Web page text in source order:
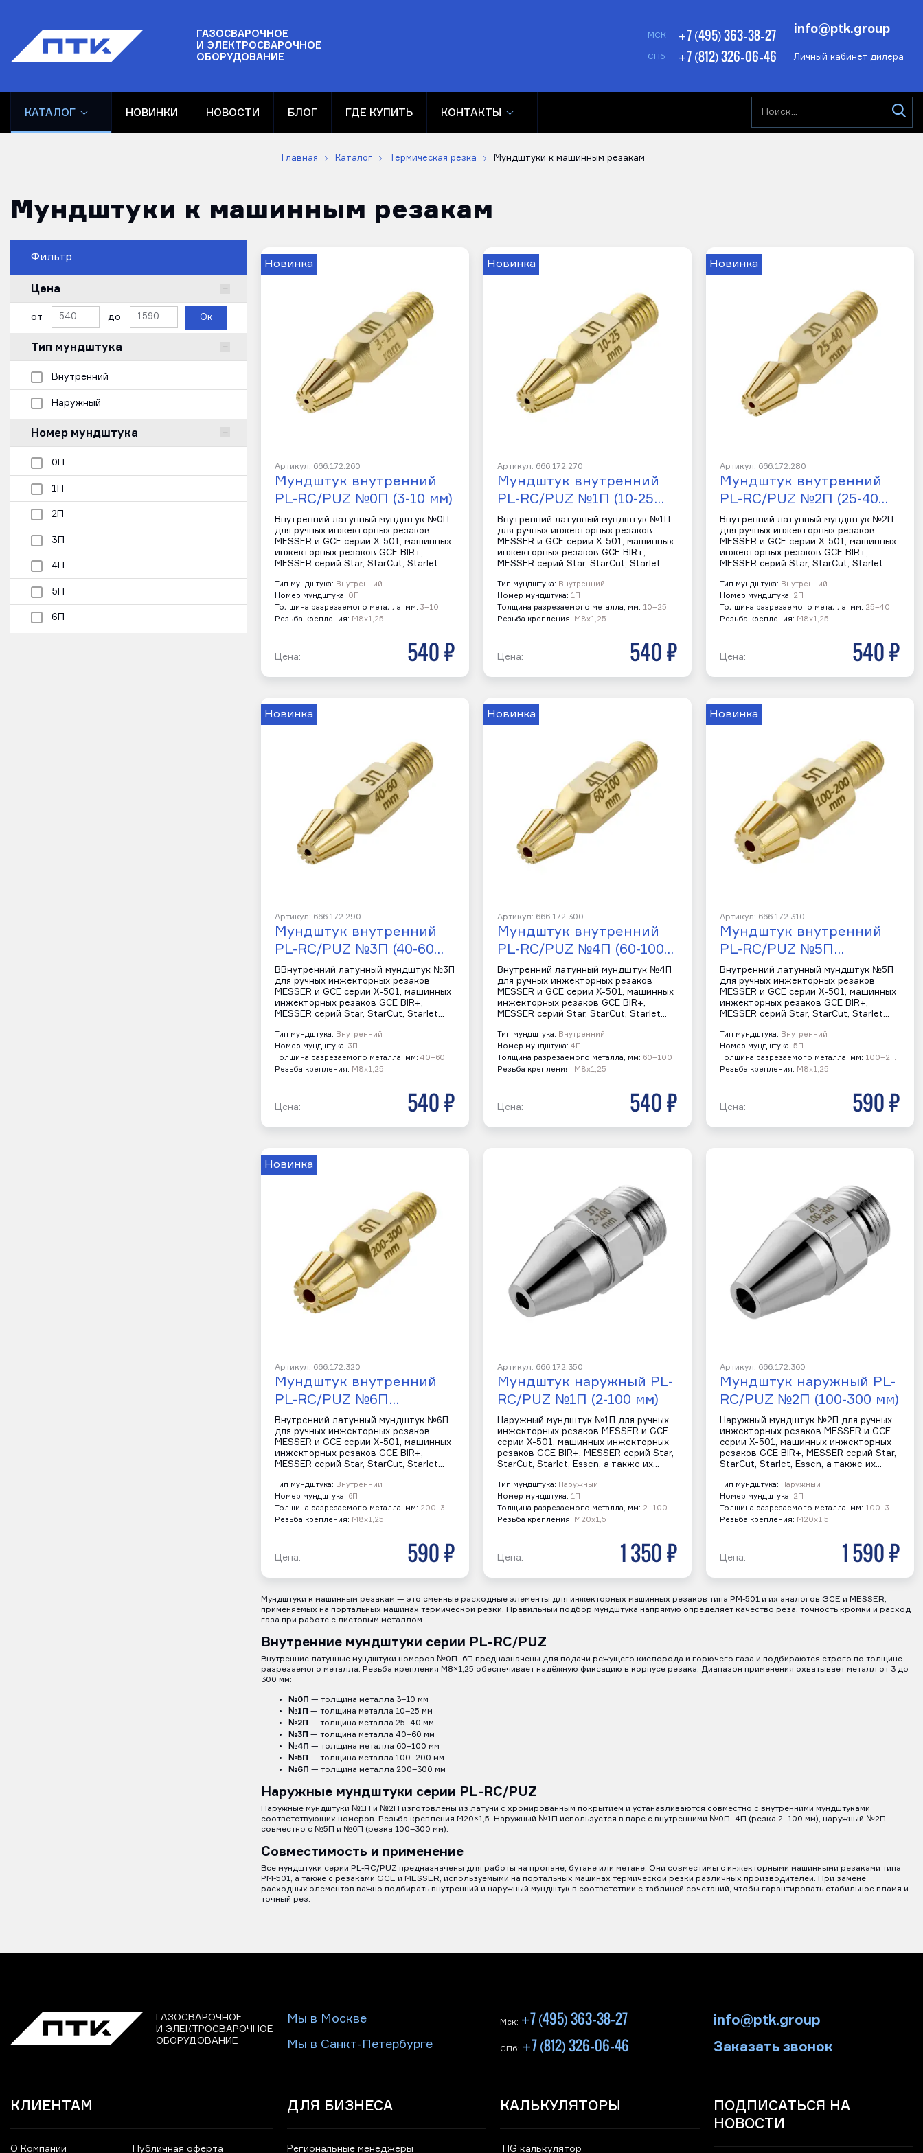
ГАЗОСВАРОЧНОЕ
И ЭЛЕКТРОСВАРОЧНОЕ
ОБОРУДОВАНИЕ
МСК +7 (495) 363-38-27
СПб +7 (812) 326-06-46 Личный кабинет дилера
info@ptk.group
КАТАЛОГ НОВИНКИ НОВОСТИ БЛОГ ГДЕ КУПИТЬ КОНТАКТЫ
Главная Каталог Термическая резка Мундштуки к машинным резакам
Мундштуки к машинным резакам
Новинка
Артикул: 666.172.260
Мундштук внутренний
PL-RC/PUZ №0П (3-10 мм)
Внутренний латунный мундштук №0П
для ручных инжекторных резаков
MESSER и GCE серии Х-501, машинных
инжекторных резаков GCE BIR+,
MESSER серий Star, StarCut, Starlet…
Тип мундштука: Внутренний
Номер мундштука: 0П
Толщина разрезаемого металла, мм: 3–10
Резьба крепления: М8х1,25
Цена: 540 р
Новинка
Артикул: 666.172.270
Мундштук внутренний
PL-RC/PUZ №1П (10-25…
Внутренний латунный мундштук №1П
для ручных инжекторных резаков
MESSER и GCE серии Х-501, машинных
инжекторных резаков GCE BIR+,
MESSER серий Star, StarCut, Starlet…
Тип мундштука: Внутренний
Номер мундштука: 1П
Толщина разрезаемого металла, мм: 10–25
Резьба крепления: М8х1,25
Цена: 540 р
Новинка
Артикул: 666.172.280
Мундштук внутренний
PL-RC/PUZ №2П (25-40…
Внутренний латунный мундштук №2П
для ручных инжекторных резаков
MESSER и GCE серии Х-501, машинных
инжекторных резаков GCE BIR+,
MESSER серий Star, StarCut, Starlet…
Тип мундштука: Внутренний
Номер мундштука: 2П
Толщина разрезаемого металла, мм: 25–40
Резьба крепления: М8х1,25
Цена: 540 р
Новинка
Артикул: 666.172.290
Мундштук внутренний
PL-RC/PUZ №3П (40-60…
ВВнутренний латунный мундштук №3П
для ручных инжекторных резаков
MESSER и GCE серии Х-501, машинных
инжекторных резаков GCE BIR+,
MESSER серий Star, StarCut, Starlet…
Тип мундштука: Внутренний
Номер мундштука: 3П
Толщина разрезаемого металла, мм: 40–60
Резьба крепления: М8х1,25
Цена: 540 р
Новинка
Артикул: 666.172.300
Мундштук внутренний
PL-RC/PUZ №4П (60-100…
Внутренний латунный мундштук №4П
для ручных инжекторных резаков
MESSER и GCE серии Х-501, машинных
инжекторных резаков GCE BIR+,
MESSER серий Star, StarCut, Starlet…
Тип мундштука: Внутренний
Номер мундштука: 4П
Толщина разрезаемого металла, мм: 60–100
Резьба крепления: М8х1,25
Цена: 540 р
Новинка
Артикул: 666.172.310
Мундштук внутренний
PL-RC/PUZ №5П…
Внутренний латунный мундштук №5П
для ручных инжекторных резаков
MESSER и GCE серии Х-501, машинных
инжекторных резаков GCE BIR+,
MESSER серий Star, StarCut, Starlet…
Тип мундштука: Внутренний
Номер мундштука: 5П
Толщина разрезаемого металла, мм: 100–200
Резьба крепления: М8х1,25
Цена: 590 р
Новинка
Артикул: 666.172.320
Мундштук внутренний
PL-RC/PUZ №6П…
Внутренний латунный мундштук №6П
для ручных инжекторных резаков
MESSER и GCE серии Х-501, машинных
инжекторных резаков GCE BIR+,
MESSER серий Star, StarCut, Starlet…
Тип мундштука: Внутренний
Номер мундштука: 6П
Толщина разрезаемого металла, мм: 200–300
Резьба крепления: М8х1,25
Цена: 590 р
Артикул: 666.172.350
Мундштук наружный PL-
RC/PUZ №1П (2-100 мм)
Наружный мундштук №1П для ручных
инжекторных резаков MESSER и GCE
серии Х-501, машинных инжекторных
резаков GCE BIR+, MESSER серий Star,
StarCut, Starlet, Essen, а также их…
Тип мундштука: Наружный
Номер мундштука: 1П
Толщина разрезаемого металла, мм: 2–100
Резьба крепления: М20х1,5
Цена: 1 350 р
Артикул: 666.172.360
Мундштук наружный PL-
RC/PUZ №2П (100-300 мм)
Наружный мундштук №2П для ручных
инжекторных резаков MESSER и GCE
серии Х-501, машинных инжекторных
резаков GCE BIR+, MESSER серий Star,
StarCut, Starlet, Essen, а также их…
Тип мундштука: Наружный
Номер мундштука: 2П
Толщина разрезаемого металла, мм: 100–300
Резьба крепления: М20х1,5
Цена: 1 590 р
Мундштуки к машинным резакам — это сменные расходные элементы для инжекторных машинных резаков типа РМ-501 и их аналогов GCE и MESSER,
применяемых на портальных машинах термической резки. Правильный подбор мундштука напрямую определяет качество реза, точность кромки и расход
газа при работе с листовым металлом.
Внутренние мундштуки серии PL-RC/PUZ
Внутренние латунные мундштуки номеров №0П–6П предназначены для подачи режущего кислорода и горючего газа и подбираются строго по толщине
разрезаемого металла. Резьба крепления М8×1,25 обеспечивает надёжную фиксацию в корпусе резака. Диапазон применения охватывает металл от 3 до
300 мм:
№0П — толщина металла 3–10 мм
№1П — толщина металла 10–25 мм
№2П — толщина металла 25–40 мм
№3П — толщина металла 40–60 мм
№4П — толщина металла 60–100 мм
№5П — толщина металла 100–200 мм
№6П — толщина металла 200–300 мм
Наружные мундштуки серии PL-RC/PUZ
Наружные мундштуки №1П и №2П изготовлены из латуни с хромированным покрытием и устанавливаются совместно с внутренними мундштуками
соответствующих номеров. Резьба крепления М20×1,5. Наружный №1П используется в паре с внутренними №0П–4П (резка 2–100 мм), наружный №2П —
совместно с №5П и №6П (резка 100–300 мм).
Совместимость и применение
Все мундштуки серии PL-RC/PUZ предназначены для работы на пропане, бутане или метане. Они совместимы с инжекторными машинными резаками типа
РМ-501, а также с резаками GCE и MESSER, используемыми на портальных машинах термической резки различных производителей. При замене
расходных элементов важно подбирать внутренний и наружный мундштук в соответствии с таблицей сочетаний, чтобы гарантировать стабильное пламя и
точный рез.
Фильтр
Цена
от до Ок
Тип мундштука
Внутренний
Наружный
Номер мундштука
0П
1П
2П
3П
4П
5П
6П
ГАЗОСВАРОЧНОЕ
И ЭЛЕКТРОСВАРОЧНОЕ
ОБОРУДОВАНИЕ
Мы в Москве
Мы в Санкт-Петербурге
Мск: +7 (495) 363-38-27
СПб: +7 (812) 326-06-46
info@ptk.group
Заказать звонок
КЛИЕНТАМ
О Компании Публичная оферта
ДЛЯ БИЗНЕСА
Региональные менеджеры
КАЛЬКУЛЯТОРЫ
TIG калькулятор
ПОДПИСАТЬСЯ НА
НОВОСТИ